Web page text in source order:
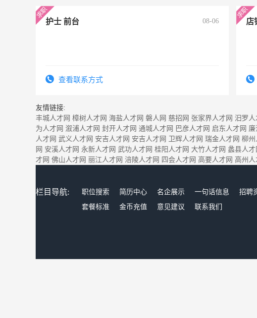
护士 前台 08-06
查看联系方式
店
友情链接:
丰城人才网 樟树人才网 海盐人才网 磐人网 慈招网 张家界人才网 汨罗人
为人才网 溆浦人才网 封开人才网 通城人才网 巴彦人才网 启东人才网 廉
人才网 武义人才网 安吉人才网 安吉人才网 卫辉人才网 瑞金人才网 柳州
网 安溪人才网 永新人才网 武功人才网 桂阳人才网 大竹人才网 蠡县人才
才网 佛山人才网 丽江人才网 涪陵人才网 四会人才网 高要人才网 高州人
栏目导航: 职位搜索 简历中心 名企展示 一句话信息 招聘
套餐标准
金币充值 意见建议 联系我们